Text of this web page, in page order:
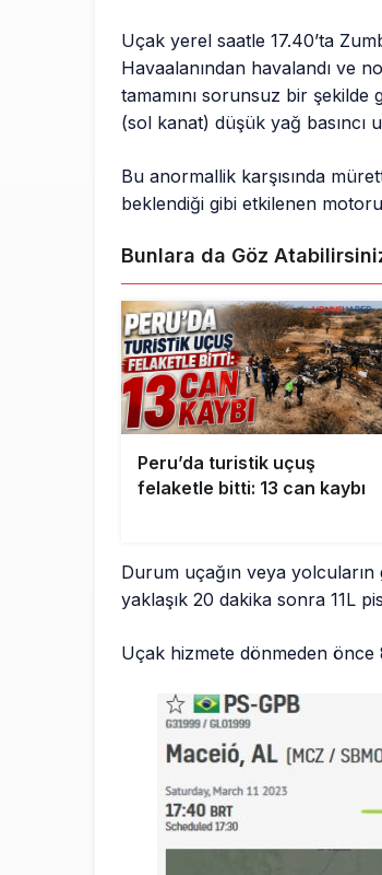
Uçak yerel saatle 17.40’ta
Havaalanından havalandı ve
tamamını sorunsuz bir
(sol kanat) düşük yağ basıncı
Bu anormallik karşısında
beklendiği gibi etkilenen
Bunlara da Göz
Peru’da turistik uçuş
felaketle bitti: 13 can kaybı
Durum uçağın veya yolcuların
yaklaşık 20 dakika sonra 11L
Uçak hizmete dönmeden önce